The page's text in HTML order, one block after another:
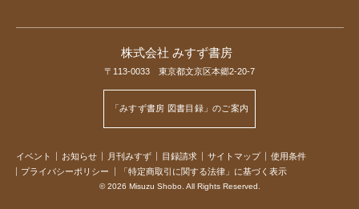
株式会社 みすず書房
〒113-0033 東京都文京区本郷2-20-7
「みすず書房 図書目録」のご案内
イベント お知らせ 月刊みすず 目録請求 サイトマップ
使用条件
プライバシーポリシー
「特定商取引に関する法律」に基づく表示
© 2026 Misuzu Shobo. All Rights Reserved.